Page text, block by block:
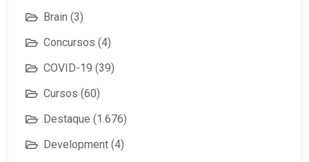
Brain (3)
Concursos (4)
COVID-19 (39)
Cursos (60)
Destaque (1.676)
Development (4)